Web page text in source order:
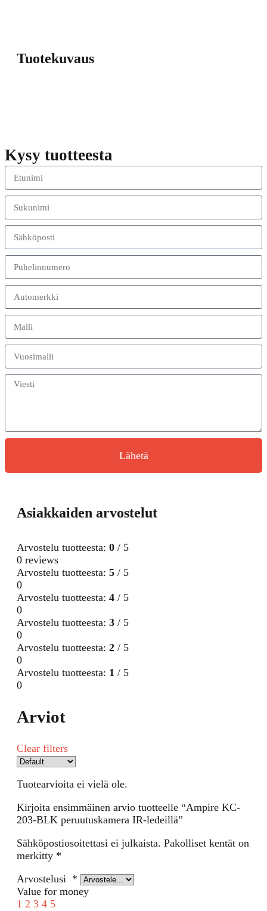
Tuotekuvaus
Kysy tuotteesta
Lähetä
Asiakkaiden arvostelut
Arvostelu tuotteesta: 0 / 5
0 reviews
Arvostelu tuotteesta: 5 / 5
0
Arvostelu tuotteesta: 4 / 5
0
Arvostelu tuotteesta: 3 / 5
0
Arvostelu tuotteesta: 2 / 5
0
Arvostelu tuotteesta: 1 / 5
0
Arviot
Clear filters
Tuotearvioita ei vielä ole.
Kirjoita ensimmäinen arvio tuotteelle “Ampire KC-
203-BLK peruutuskamera IR-ledeillä”
Sähköpostiosoitettasi ei julkaista. Pakolliset kentät on
merkitty *
Arvostelusi *
Value for money
1 2 3 4 5